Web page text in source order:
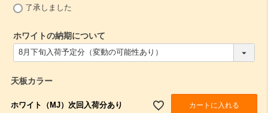
(
)
了承しました
ホワイトの納期について
(
必
天板カラー
ホワイト（MJ）次回入荷分あり カートに入れる